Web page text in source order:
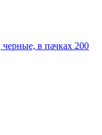
в пачках 200